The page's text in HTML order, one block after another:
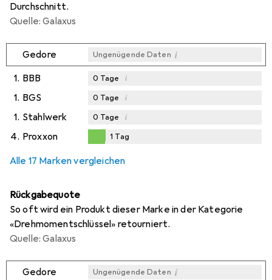
Durchschnitt.
Quelle: Galaxus
Gedore Ungenügende Daten i
1. BBB 0 Tage i
1. BGS 0 Tage i
1. Stahlwerk 0 Tage i
4. Proxxon 1 Tag
Alle 17 Marken vergleichen
Rückgabequote
So oft wird ein Produkt dieser Marke in der Kategorie
«Drehmomentschlüssel» retourniert.
Quelle: Galaxus
Gedore Ungenügende Daten i